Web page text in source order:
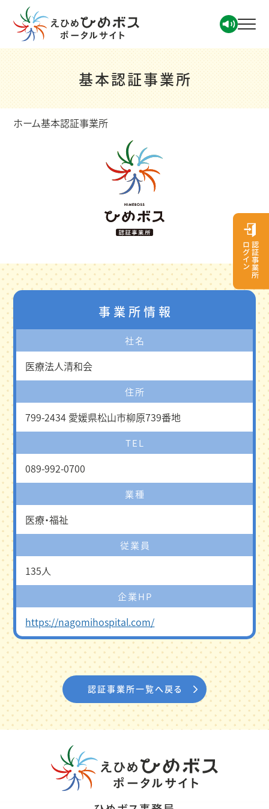
基本認証事業所
ホーム基本認証事業所
事業所情報
社名
医療法人清和会
住所
799-2434 愛媛県松山市柳原739番地
TEL
089-992-0700
業種
医療・福祉
従業員
135人
企業HP
https://nagomihospital.com/
認証事業所一覧へ戻る